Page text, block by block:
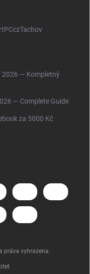
2026 — Kompletný
— Complete Guide
za 5000 Kč
práva vyhrazena.